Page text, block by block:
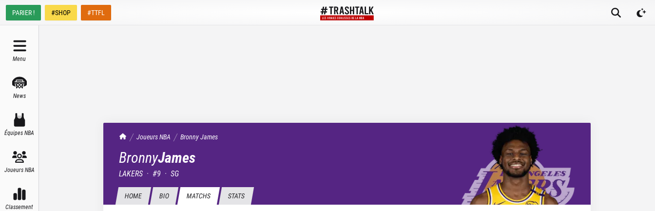
PARIER ! #SHOP #TTFL
Menu
News
Équipes NBA
Joueurs NBA
Classement
TrashTalk Actu NBA
Joueurs NBA BronnyJames
BronnyJames
LAKERS · #9 · SG
HOME BIO MATCHS STATS